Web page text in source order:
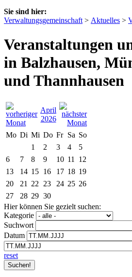
Sie sind hier:
Verwaltungsgemeinschaft > Aktuelles >
Veranstaltungen
in Balzhausen,
und Thannhausen
April
2026
Mo Di Mi Do Fr Sa So
1
2 3 4
5
6
7 8 9 10 11
12
13
14 15 16 17 18 19
20
21 22 23 24 25 26
27
28 29 30
Hier können Sie gezielt suchen:
Kategorie
Suchwort
Datum
reset